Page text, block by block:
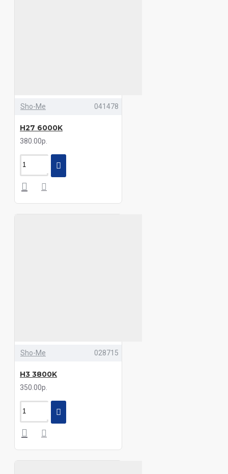
Sho-Me 041478
H27 6000K
380.00р.
Sho-Me 028715
H3 3800K
350.00р.